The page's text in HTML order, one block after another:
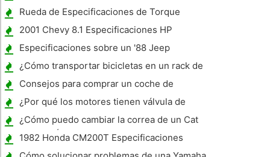
Rueda de Especificaciones de Torque
estirón
2001 Chevy 8.1 Especificaciones HP
Especificaciones sobre un '88 Jeep
Cherokee
¿Cómo transportar bicicletas en un rack de
techo o un bastidor trasero en un Honda
S2000?
Consejos para comprar un coche de
segunda mano
¿Por qué los motores tienen válvula de
ventilación Vuelve a la toma de aire?
¿Cómo puedo cambiar la correa de un Cat
Prowler Ártico?
1982 Honda CM200T Especificaciones